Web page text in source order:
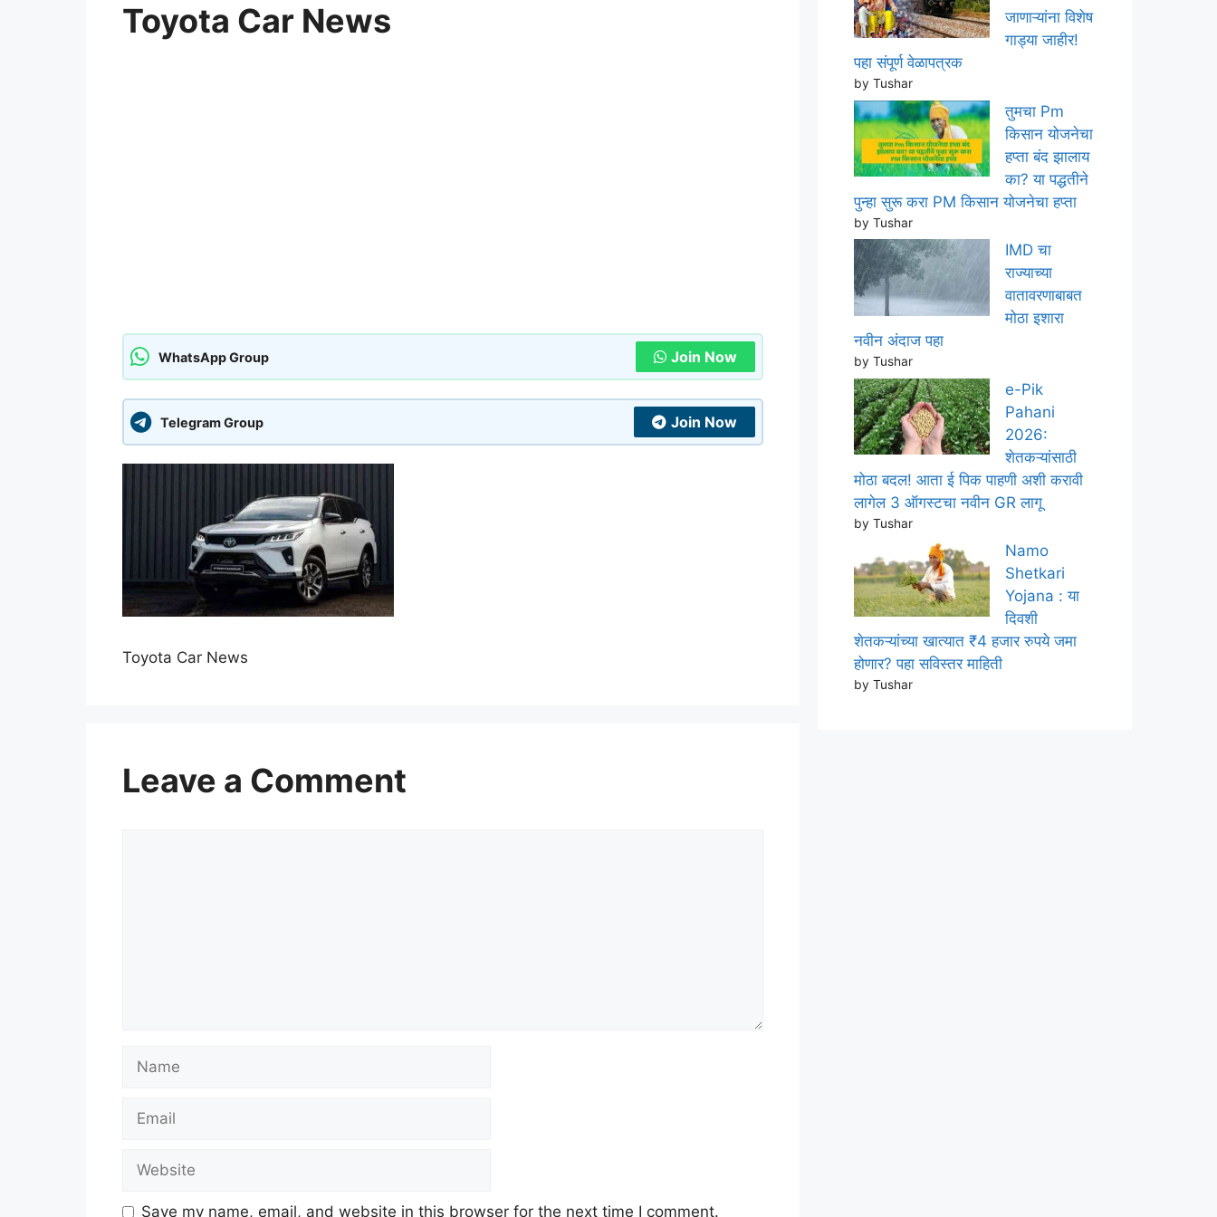
Toyota Car News
WhatsApp Group Join Now
Telegram Group Join Now
Toyota Car News
Leave a Comment
Save my name, email, and website in this browser for the next time I comment.
जाणाऱ्यांना विशेष
गाड्या जाहीर!
पहा संपूर्ण वेळापत्रक
by Tushar
तुमचा Pm
किसान योजनेचा
हप्ता बंद झालाय
का? या पद्धतीने
पुन्हा सुरू करा PM किसान योजनेचा हप्ता
by Tushar
IMD चा
राज्याच्या
वातावरणाबाबत
मोठा इशारा
नवीन अंदाज पहा
by Tushar
e-Pik
Pahani
2026:
शेतकऱ्यांसाठी
मोठा बदल! आता ई पिक पाहणी अशी करावी
लागेल 3 ऑगस्टचा नवीन GR लागू
by Tushar
Namo
Shetkari
Yojana : या
दिवशी
शेतकऱ्यांच्या खात्यात ₹4 हजार रुपये जमा
होणार? पहा सविस्तर माहिती
by Tushar